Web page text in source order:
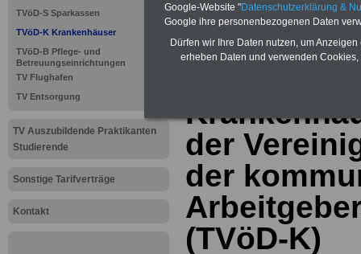
TVöD-S Sparkassen
TVöD-K Krankenhäuser
TVöD-B Pflege- und
Betreuungseinrichtungen
TV Flughafen
TV Entsorgung
TV Auszubildende Praktikanten
Studierende
Sonstige Tarifverträge
Kontakt
TVöD für
der
der
(TVöD-K)
Google-Website "Datenschutzerklärung &
Google ihre personenbezogenen Daten
Dürfen wir Ihre Daten nutzen, um
erheben Daten und verwenden